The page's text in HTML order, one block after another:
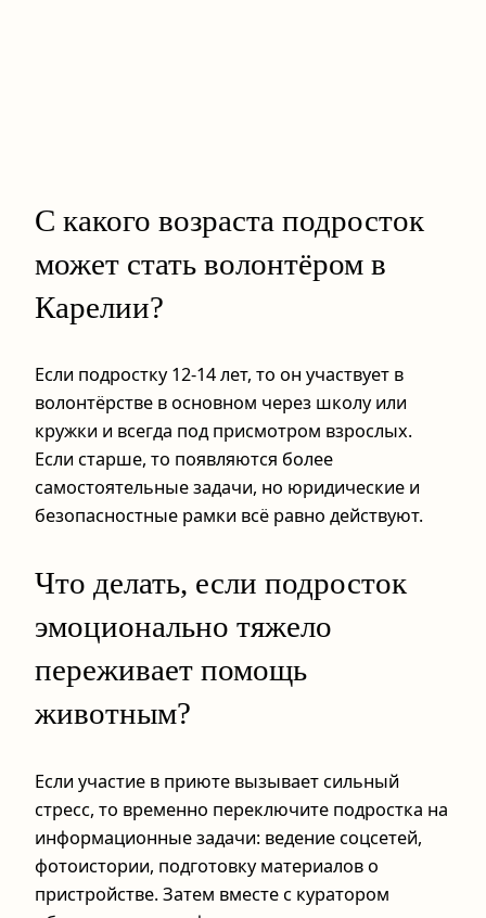
С какого возраста подросток
может стать волонтёром в
Карелии?
Если подростку 12-14 лет, то он участвует в
волонтёрстве в основном через школу или
кружки и всегда под присмотром взрослых.
Если старше, то появляются более
самостоятельные задачи, но юридические и
безопасностные рамки всё равно действуют.
Что делать, если подросток
эмоционально тяжело
переживает помощь
животным?
Если участие в приюте вызывает сильный
стресс, то временно переключите подростка на
информационные задачи: ведение соцсетей,
фотоистории, подготовку материалов о
пристройстве. Затем вместе с куратором